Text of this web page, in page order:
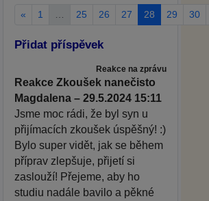
« 1 25 26 27 28 29 30
Přidat příspěvek
Reakce na zprávu
Reakce Zkoušek nanečisto
Magdalena – 29.5.2024 15:11
Jsme moc rádi, že byl syn u
přijímacích zkoušek úspěšný! :)
Bylo super vidět, jak se během
příprav zlepšuje, přijetí si
zaslouží! Přejeme, aby ho
studiu nadále bavilo a pěkné